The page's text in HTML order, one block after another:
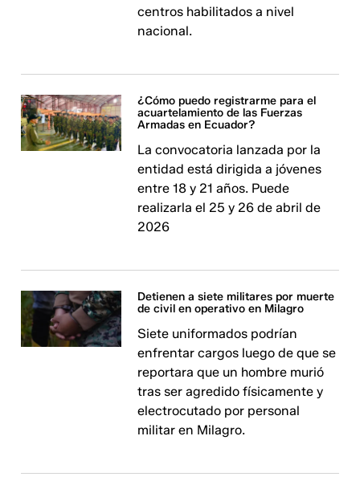
centros habilitados a nivel
nacional.
¿Cómo puedo registrarme para el
acuartelamiento de las Fuerzas
Armadas en Ecuador?
La convocatoria lanzada por la
entidad está dirigida a jóvenes
entre 18 y 21 años. Puede
realizarla el 25 y 26 de abril de
2026
Detienen a siete militares por muerte
de civil en operativo en Milagro
Siete uniformados podrían
enfrentar cargos luego de que se
reportara que un hombre murió
tras ser agredido físicamente y
electrocutado por personal
militar en Milagro.